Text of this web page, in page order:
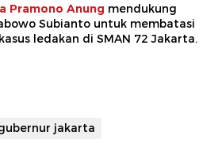
Pramono Anung mendukung
Subianto untuk membatasi
ledakan di SMAN 72 Jakarta.
jakarta